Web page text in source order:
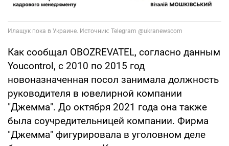
Как сообщал OBOZREVATEL, согласно данным
Youcontrol, с 2010 по 2015 год
новоназначенная посол занимала должность
руководителя в ювелирной компании
"Джемма". До октября 2021 года она также
была соучредительницей компании. Фирма
"Джемма" фигурировала в уголовном деле